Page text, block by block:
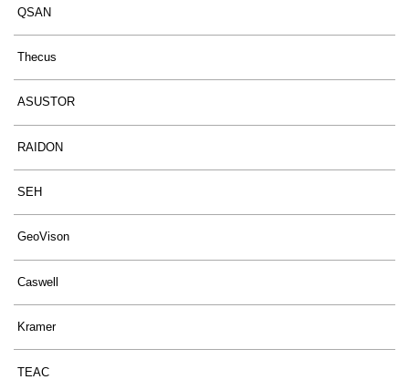
QSAN
Thecus
ASUSTOR
RAIDON
SEH
GeoVison
Caswell
Kramer
TEAC